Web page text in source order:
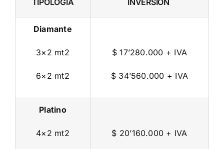
TIPOLOGÍA INVERSIÓN
Diamante
3×2 mt2
6×2 mt2
$ 17’280.000 + IVA
$ 34’560.000 + IVA
Platino
4×2 mt2 $ 20’160.000 + IVA